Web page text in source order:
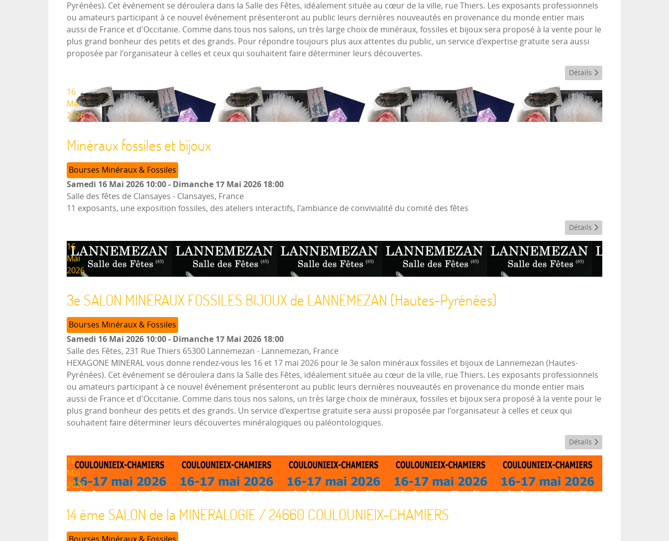
Pyrénées). Cet événement se déroulera dans la Salle des Fêtes, idéalement située au cœur de la ville, rue Thiers. Les exposants professionnels
ou amateurs participant à ce nouvel événement présenteront au public leurs dernières nouveautés en provenance du monde entier mais
aussi de France et d'Occitanie. Comme dans tous nos salons, un très large choix de minéraux, fossiles et bijoux sera proposé à la vente pour le
plus grand bonheur des petits et des grands. Pour répondre toujours plus aux attentes du public, un service d'expertise gratuite sera aussi
proposée par l'organisateur à celles et ceux qui souhaitent faire déterminer leurs découvertes.
Détails
16
Mai
2026
Minéraux fossiles et bijoux
Bourses Minéraux & Fossiles
Samedi 16 Mai 2026 10:00- Dimanche 17 Mai 2026 18:00
Salle des fêtes de Clansayes - Clansayes, France
11 exposants, une exposition fossiles, des ateliers interactifs, l'ambiance de convivialité du comité des fêtes
Détails
16
Mai
2026
3e SALON MINERAUX FOSSILES BIJOUX de LANNEMEZAN (Hautes-Pyrénées)
Bourses Minéraux & Fossiles
Samedi 16 Mai 2026 10:00- Dimanche 17 Mai 2026 18:00
Salle des Fêtes, 231 Rue Thiers 65300 Lannemezan - Lannemezan, France
HEXAGONE MINERAL vous donne rendez-vous les 16 et 17 mai 2026 pour le 3e salon minéraux fossiles et bijoux de Lannemezan (Hautes-
Pyrénées). Cet événement se déroulera dans la Salle des Fêtes, idéalement située au cœur de la ville, rue Thiers. Les exposants professionnels
ou amateurs participant à ce nouvel événement présenteront au public leurs dernières nouveautés en provenance du monde entier mais
aussi de France et d'Occitanie. Comme dans tous nos salons, un très large choix de minéraux, fossiles et bijoux sera proposé à la vente pour le
plus grand bonheur des petits et des grands. Un service d'expertise gratuite sera aussi proposée par l'organisateur à celles et ceux qui
souhaitent faire déterminer leurs découvertes minéralogiques ou paléontologiques.
Détails
16
Mai
2026
14 ème SALON de la MINERALOGIE / 24660 COULOUNIEIX-CHAMIERS